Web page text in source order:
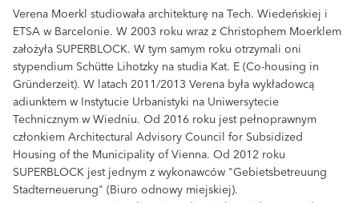
Verena Moerkl studiowała architekturę na Tech. Wiedeńskiej i
ETSA w Barcelonie. W 2003 roku wraz z Christophem Moerklem
założyła SUPERBLOCK. W tym samym roku otrzymali oni
stypendium Schütte Lihotzky na studia Kat. E (Co-housing in
Gründerzeit). W latach 2011/2013 Verena była wykładowcą
adiunktem w Instytucie Urbanistyki na Uniwersytecie
Technicznym w Wiedniu. Od 2016 roku jest pełnoprawnym
członkiem Architectural Advisory Council for Subsidized
Housing of the Municipality of Vienna. Od 2012 roku
SUPERBLOCK jest jednym z wykonawców "Gebietsbetreuung
Stadterneuerung" (Biuro odnowy miejskiej).